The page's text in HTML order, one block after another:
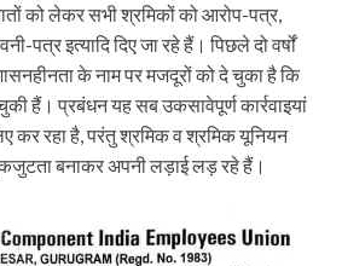
को लेकर सभी श्रमिकों को आरोप-पत्र,
पत्र इत्यादि दिए जा रहे हैं। पिछले दो वर्षों
के नाम पर मजदूरों को दे चुका है कि
हैं। प्रबंधन यह सब उकसावेपूर्ण कार्रवाइयां
कर रहा है, परंतु श्रमिक व श्रमिक यूनियन
बनाकर अपनी लड़ाई लड़ रहे हैं।